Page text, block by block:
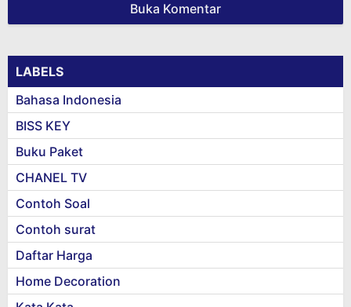
Buka Komentar
LABELS
Bahasa Indonesia
BISS KEY
Buku Paket
CHANEL TV
Contoh Soal
Contoh surat
Daftar Harga
Home Decoration